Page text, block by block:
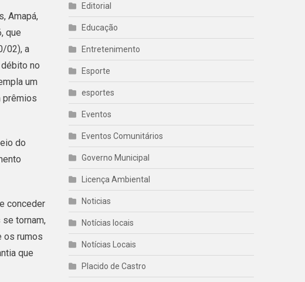
Amapá,
que
02), a
no
um
prêmios
do
conceder
tornam,
os rumos
que
Editorial
Educação
Entretenimento
Esporte
esportes
Eventos
Eventos Comunitários
Governo Municipal
Licença Ambiental
Noticias
Notícias locais
Notícias Locais
Placido de Castro